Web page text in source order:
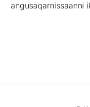
angusaqarnissaanni